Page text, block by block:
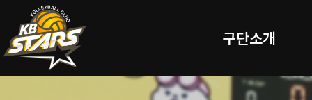
구단소개